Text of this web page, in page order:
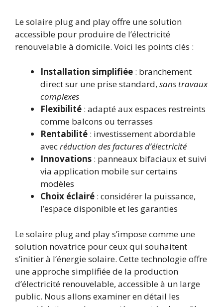
Le solaire plug and play offre une solution
accessible pour produire de l’électricité
renouvelable à domicile. Voici les points clés :
Installation simplifiée : branchement
direct sur une prise standard, sans travaux
complexes
Flexibilité : adapté aux espaces restreints
comme balcons ou terrasses
Rentabilité : investissement abordable
avecréduction des factures d’électricité
Innovations : panneaux bifaciaux et suivi
via application mobile sur certains
modèles
Choix éclairé : considérer la puissance,
l’espace disponible et les garanties
Le solaire plug and play s’impose comme une
solution novatrice pour ceux qui souhaitent
s’initier à l’énergie solaire. Cette technologie offre
une approche simplifiée de la production
d’électricité renouvelable, accessible à un large
public. Nous allons examiner en détail les